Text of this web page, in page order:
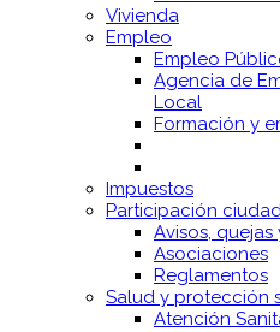
Vivienda
Empleo
Empleo
Agencia de
Local
Formación y
Impuestos
Participación
Avisos,
Asociaciones
Reglamentos
Salud y protección
Atención